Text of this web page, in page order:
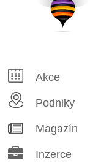
CityBee
Akce
Podniky
Magazín
Inzerce